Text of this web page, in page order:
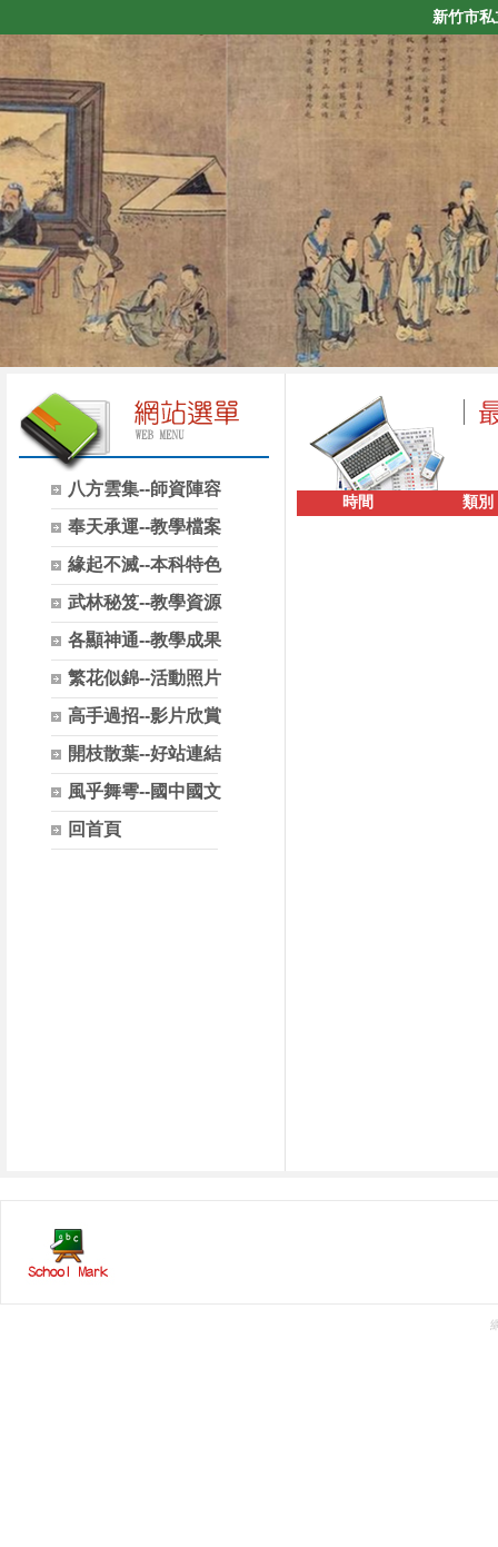
新竹市
八方雲集--師資陣容
奉天承運--教學檔案
緣起不滅--本科特色
武林秘笈--教學資源
各顯神通--教學成果
繁花似錦--活動照片
高手過招--影片欣賞
開枝散葉--好站連結
風乎舞雩--國中國文
回首頁
時間 類別